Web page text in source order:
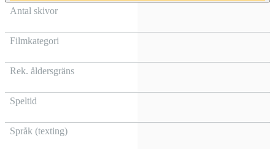
Antal skivor
Filmkategori
Rek. åldersgräns
Speltid
Språk (texting)